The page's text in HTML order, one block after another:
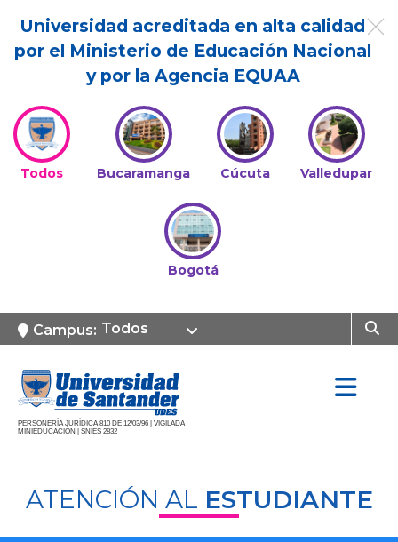
Universidad acreditada en alta calidad
por el Ministerio de Educación Nacional
y por la Agencia EQUAA
Todos Bucaramanga Cúcuta Valledupar
Bogotá
Campus: Todos
PERSONERÍA JURÍDICA 810 DE 12/03/96 | VIGILADA
MINIEDUCACIÓN | SNIES 2832
ATENCIÓN AL ESTUDIANTE